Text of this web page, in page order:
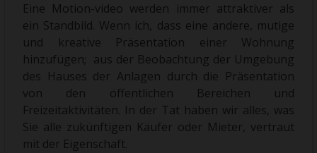
Eine Motion-video werden immer attraktiver als
ein Standbild. Wenn ich, dass eine andere, mutige
und kreative Präsentation einer Wohnung
hinzufügen; aus der Beobachtung der Umgebung
des Hauses der Anlagen durch die Präsentation
von den öffentlichen Bereichen und
Freizeitaktivitäten. In der Tat haben wir alles, was
Sie alle zukünftigen Käufer oder Mieter, vertraut
mit der Eigenschaft.